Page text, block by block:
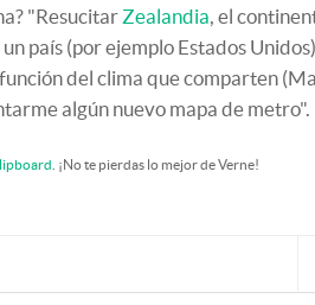
"Resucitar Zealandia, el
país (por ejemplo Estados
del clima que comparten
algún nuevo mapa de metro".
. ¡No te pierdas lo mejor de Verne!